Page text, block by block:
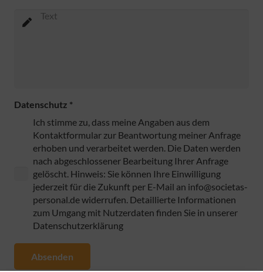
Datenschutz *
Ich stimme zu, dass meine Angaben aus dem
Kontaktformular zur Beantwortung meiner Anfrage
erhoben und verarbeitet werden. Die Daten werden
nach abgeschlossener Bearbeitung Ihrer Anfrage
gelöscht. Hinweis: Sie können Ihre Einwilligung
jederzeit für die Zukunft per E-Mail an info@societas-
personal.de widerrufen. Detaillierte Informationen
zum Umgang mit Nutzerdaten finden Sie in unserer
Datenschutzerklärung
Absenden